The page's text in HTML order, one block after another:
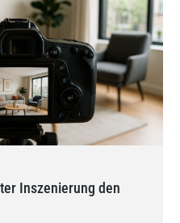
Inszenierung den